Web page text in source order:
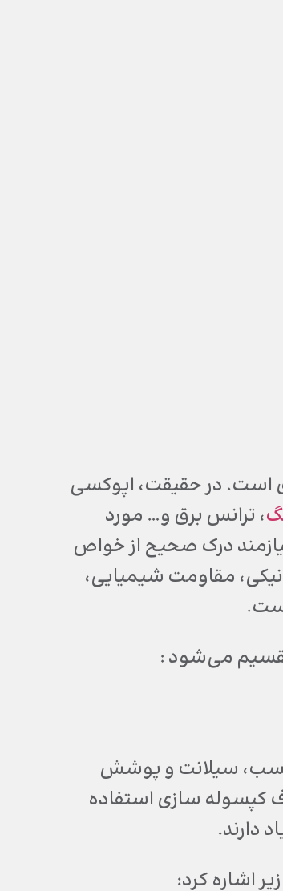
است. در حقیقت، اپوکسی
، ترانس برق و… مورد
نیازمند درک صحیح از خواص
مقاومت شیمیایی،
تقسیم می‌شود :
سیلانت و پوشش
کپسوله سازی استفاده
دارند.
اشاره کرد: